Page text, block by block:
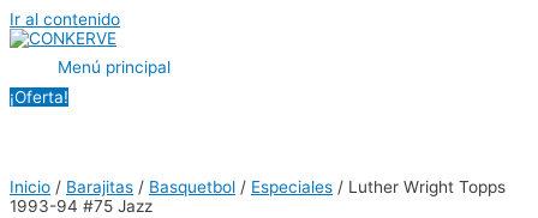
Ir al contenido
Menú principal
¡Oferta!
Inicio / Barajitas / Basquetbol / Especiales / Luther Wright Topps
1993-94 #75 Jazz